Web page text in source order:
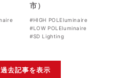
市）
#HIGH POLEluminaire
#LOW POLEluminaire
#SD Lighting
過去記事を表示